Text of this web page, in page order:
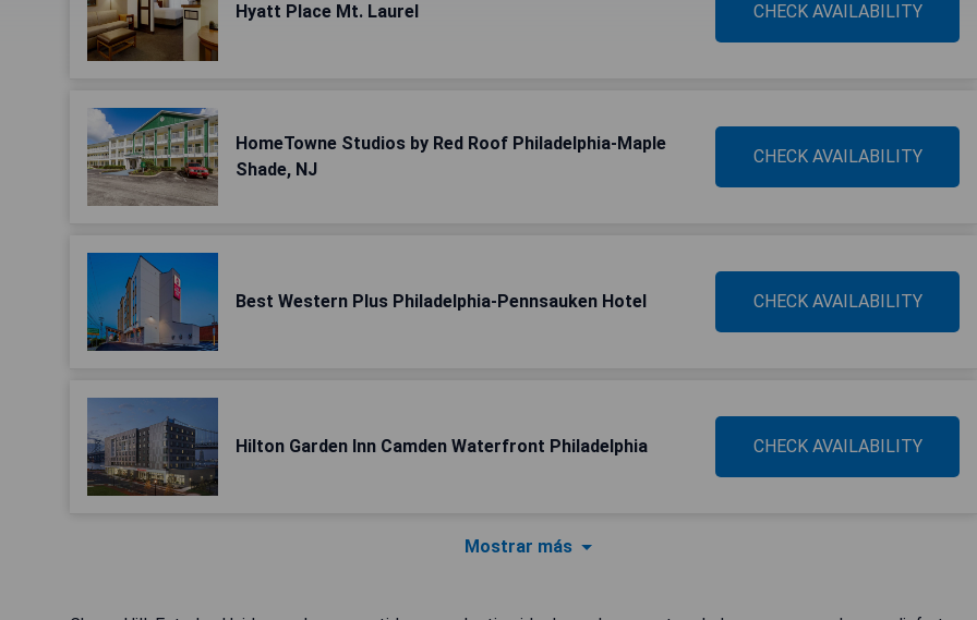
Hyatt Place Mt. Laurel CHECK AVAILABILITY
HomeTowne Studios by Red Roof Philadelphia-Maple
Shade, NJ
CHECK AVAILABILITY
Best Western Plus Philadelphia-Pennsauken Hotel CHECK AVAILABILITY
Hilton Garden Inn Camden Waterfront Philadelphia CHECK AVAILABILITY
Mostrar más